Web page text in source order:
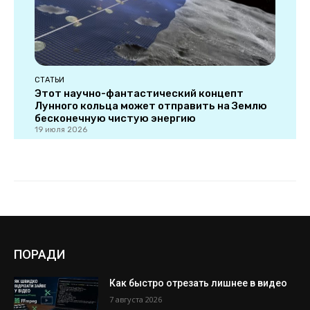
ПОРАДИ
Как быстро отрезать лишнее в видео
7 августа 2026